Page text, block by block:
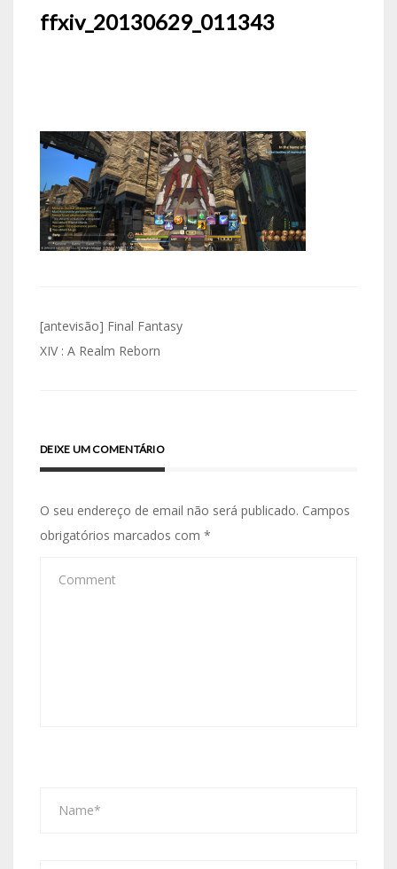
ffxiv_20130629_011343
Navegação
de
[antevisão] Final Fantasy
XIV : A Realm Reborn
DEIXE UM COMENTÁRIO
O seu endereço de email não será publicado. Campos
obrigatórios marcados com *